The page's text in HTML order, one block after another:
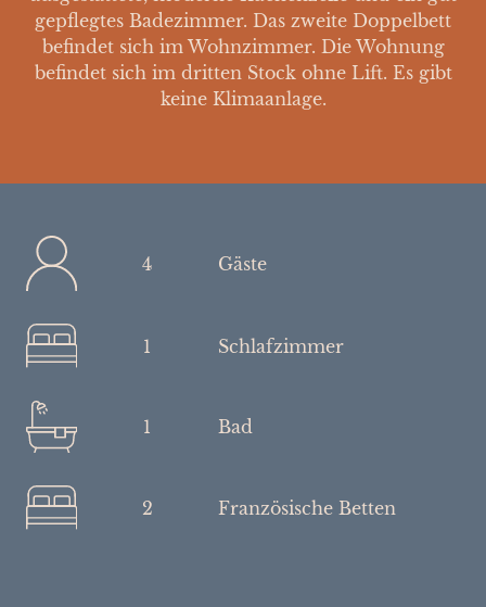
gepflegtes Badezimmer. Das zweite Doppelbett
befindet sich im Wohnzimmer. Die Wohnung
befindet sich im dritten Stock ohne Lift. Es gibt
keine Klimaanlage.
4 Gäste
1 Schlafzimmer
1 Bad
2 Französische Betten